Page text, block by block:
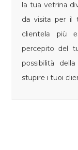
la tua vetrina
da visita per il
clientela più
percepito del
possibilità
stupire i tuoi